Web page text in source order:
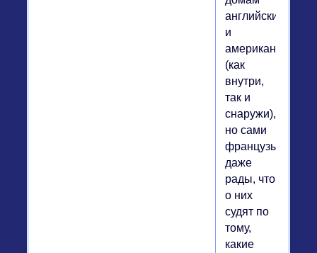
английским
и
американским
(как
внутри,
так и
снаружи),
но сами
французы
даже
рады, что
о них
судят по
тому,
какие